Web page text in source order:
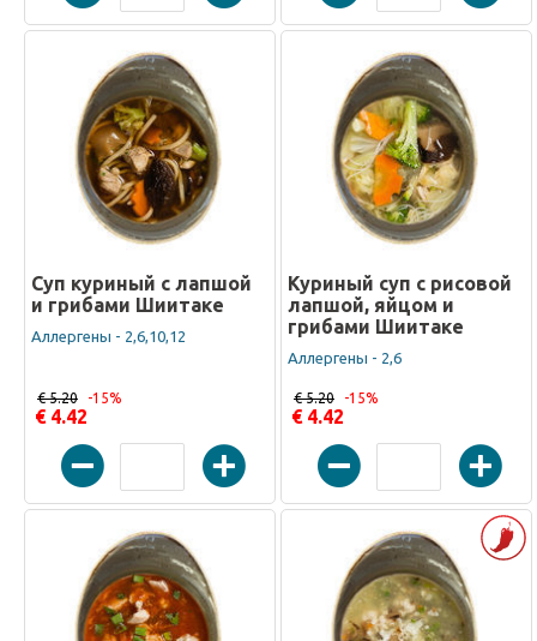
Суп куриный с лапшой
и грибами Шиитаке
Аллергены - 2,6,10,12
€ 4.42
€ 5.20 -15%
Куриный суп с рисовой
лапшой, яйцом и
грибами Шиитаке
Аллергены - 2,6
€ 4.42
€ 5.20 -15%